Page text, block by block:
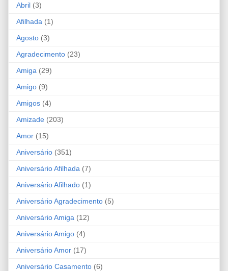
Abril (3)
Afilhada (1)
Agosto (3)
Agradecimento (23)
Amiga (29)
Amigo (9)
Amigos (4)
Amizade (203)
Amor (15)
Aniversário (351)
Aniversário Afilhada (7)
Aniversário Afilhado (1)
Aniversário Agradecimento (5)
Aniversário Amiga (12)
Aniversário Amigo (4)
Aniversário Amor (17)
Aniversário Casamento (6)